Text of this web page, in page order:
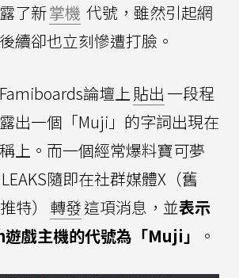
了新掌機 代號，雖然引起網
續卻也立刻慘遭打臉。
論壇上 貼出 一段程
出一個「Muji」的字詞出現在
上。而一個經常爆料寶可夢
隨即在社群媒體X（舊
特）
轉發這項消息，並表示
戲主機的代號為「Muji」
。